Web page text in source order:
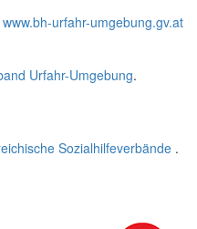
www.bh-urfahr-umgebung.gv.at
Urfahr-Umgebung.
Sozialhilfeverbände .